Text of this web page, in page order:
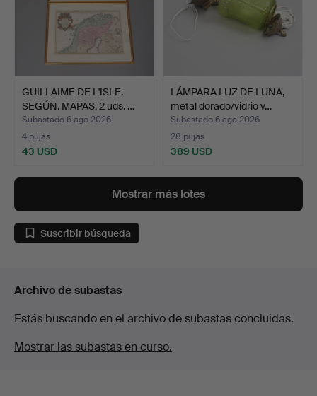
GUILLAIME DE L'ISLE.
SEGÚN. MAPAS, 2 uds. …
Subastado 6 ago 2026
4 pujas
43 USD
LÁMPARA LUZ DE LUNA,
metal dorado/vidrio v…
Subastado 6 ago 2026
28 pujas
389 USD
Mostrar más lotes
Suscribir búsqueda
Archivo de subastas
Estás buscando en el archivo de subastas concluidas.
Mostrar las subastas en curso.